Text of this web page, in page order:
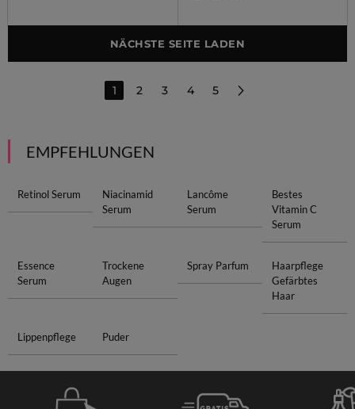
NÄCHSTE SEITE LADEN
1 2 3 4 5
EMPFEHLUNGEN
Retinol Serum
Niacinamid
Serum
Lancôme
Serum
Bestes
Vitamin C
Serum
Essence
Serum
Trockene
Augen
Spray Parfum
Haarpflege
Gefärbtes
Haar
Lippenpflege Puder